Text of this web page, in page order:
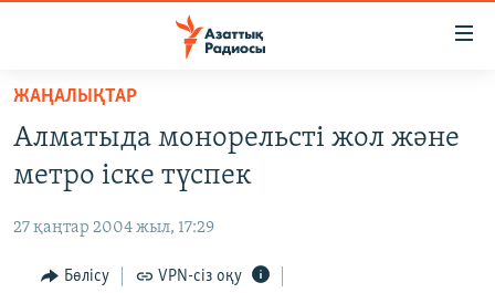
Skip
main
content
to
Navigation
AZATTYQTV
ҚАҢТАР ОҚИҒАСЫ
АДАМ ҚҰҚЫҚТАРЫ
ЖАҢАЛЫҚТАР
Алматыда монорельсті жол және
метро іске түспек
27 қаңтар 2004 жыл, 17:29
Бөлісу VPN-сіз оқу